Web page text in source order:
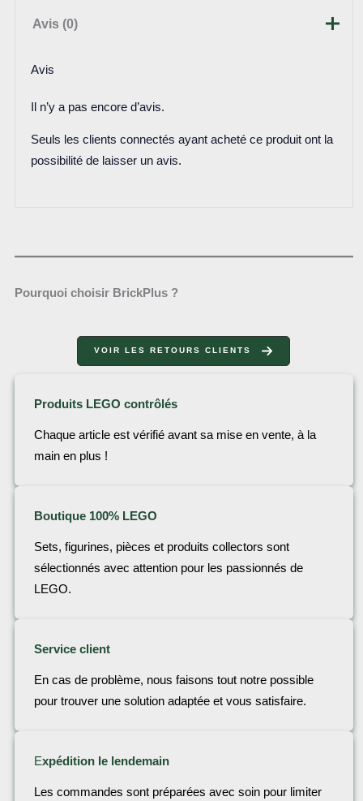
Avis (0)
Avis
Il n’y a pas encore d’avis.
Seuls les clients connectés ayant acheté ce produit ont la
possibilité de laisser un avis.
Pourquoi choisir BrickPlus ?
VOIR LES RETOURS CLIENTS
Produits LEGO contrôlés
Chaque article est vérifié avant sa mise en vente, à la
main en plus !
Boutique 100% LEGO
Sets, figurines, pièces et produits collectors sont
sélectionnés avec attention pour les passionnés de
LEGO.
Service client
En cas de problème, nous faisons tout notre possible
pour trouver une solution adaptée et vous satisfaire.
Expédition le lendemain
Les commandes sont préparées avec soin pour limiter